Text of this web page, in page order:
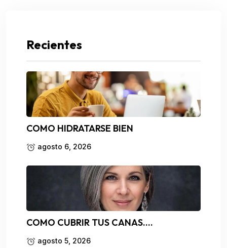
Recientes
COMO HIDRATARSE BIEN
agosto 6, 2026
COMO CUBRIR TUS CANAS….
agosto 5, 2026